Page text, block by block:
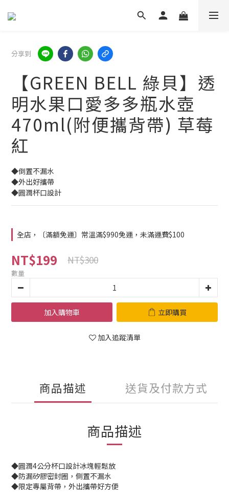
分享到
【GREEN BELL 綠貝】透
明水果口愛多多瓶水壺
470ml(附便攜背帶) 草莓
紅
◆倒置不漏水
◆外出好攜帶
◆圓潤杯口設計
全店，〔滿額免運〕常溫滿$990免運，未滿運費$100
NT$199 NT$300
數量
加入購物車 立即購買
加入追蹤清單
商品描述 送貨及付款方式
商品描述
◆圓潤4公分杯口設計冰塊輕鬆放
◆防漏矽膠密封圈，側置不漏水
◆限定專屬背帶，外出攜帶好方便